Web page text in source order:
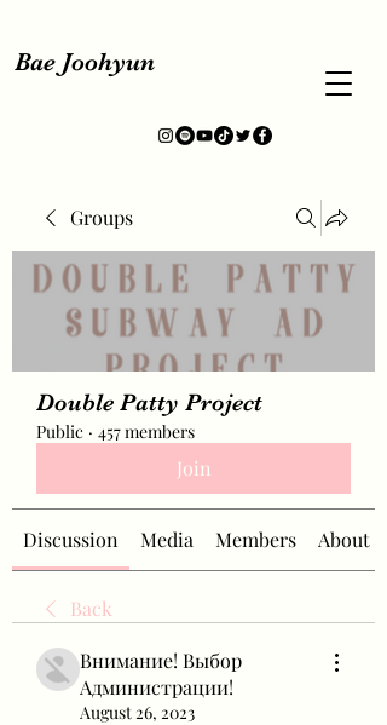
Bae Joohyun
Groups
Double Patty Project
Public · 457 members
Join
Discussion Media Members About
Back
Внимание! Выбор
Администрации!
August 26, 2023